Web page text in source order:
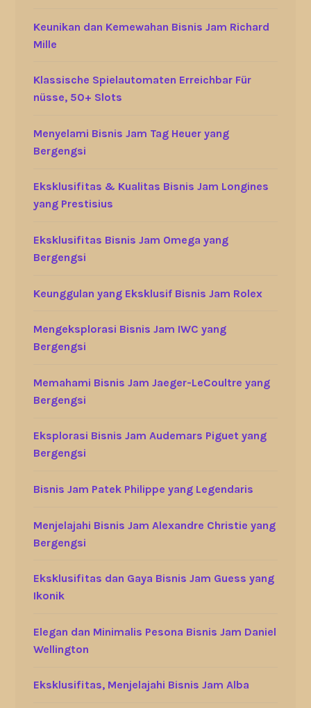
Keunikan dan Kemewahan Bisnis Jam Richard
Mille
Klassische Spielautomaten Erreichbar Für
nüsse, 50+ Slots
Menyelami Bisnis Jam Tag Heuer yang
Bergengsi
Eksklusifitas & Kualitas Bisnis Jam Longines
yang Prestisius
Eksklusifitas Bisnis Jam Omega yang
Bergengsi
Keunggulan yang Eksklusif Bisnis Jam Rolex
Mengeksplorasi Bisnis Jam IWC yang
Bergengsi
Memahami Bisnis Jam Jaeger-LeCoultre yang
Bergengsi
Eksplorasi Bisnis Jam Audemars Piguet yang
Bergengsi
Bisnis Jam Patek Philippe yang Legendaris
Menjelajahi Bisnis Jam Alexandre Christie yang
Bergengsi
Eksklusifitas dan Gaya Bisnis Jam Guess yang
Ikonik
Elegan dan Minimalis Pesona Bisnis Jam Daniel
Wellington
Eksklusifitas, Menjelajahi Bisnis Jam Alba